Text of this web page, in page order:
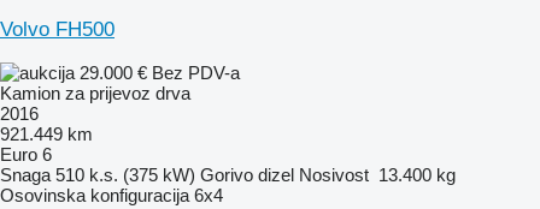
Volvo FH500
29.000 € Bez PDV-a
Kamion za prijevoz drva
2016
921.449 km
Euro 6
Snaga 510 k.s. (375 kW) Gorivo dizel Nosivost 13.400 kg
Osovinska konfiguracija 6x4